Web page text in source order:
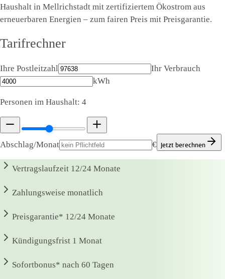
Haushalt in Mellrichstadt mit zertifiziertem Ökostrom aus
erneuerbaren Energien – zum fairen Preis mit Preisgarantie.
Tarifrechner
Ihre Postleitzahl
Ihr Verbrauch
kWh
Personen im Haushalt: 4
Abschlag/Monat € Jetzt berechnen
Vertragslaufzeit 12/24 Monate
Zahlungsweise monatlich
Preisgarantie* 12/24 Monate
Kündigungsfrist 1 Monat
Sofortbonus* nach 60 Tagen